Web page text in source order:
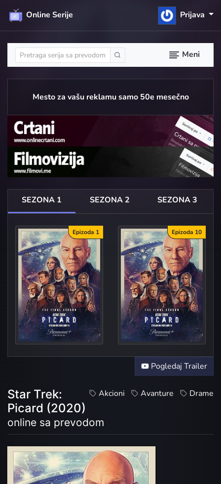
Online Serije Prijava
Meni
Mesto za vašu reklamu samo 50e mesečno
SEZONA 1 SEZONA 2 SEZONA 3
Epizoda 1
Reme
Epizoda 10
Et in Arcadia Ego,
Pogledaj Trailer
Akcioni Avanture Drame
Star Trek:
Picard (2020)
online sa prevodom